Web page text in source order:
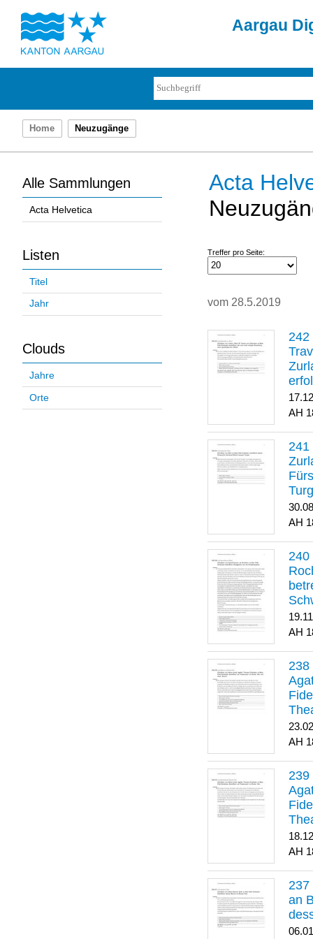
Aargau
Home Neuzugänge
Alle Sammlungen
Acta Helvetica
Listen
Titel
Jahr
Clouds
Jahre
Orte
Acta
Treffer pro Seite:
vom 28.5.2019
an